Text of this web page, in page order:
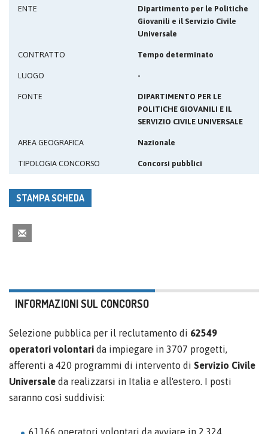
ENTE
Dipartimento per le Politiche
Giovanili e il Servizio Civile
Universale
CONTRATTO Tempo determinato
LUOGO -
FONTE
DIPARTIMENTO PER LE
POLITICHE GIOVANILI E IL
SERVIZIO CIVILE UNIVERSALE
AREA GEOGRAFICA Nazionale
TIPOLOGIA CONCORSO Concorsi pubblici
STAMPA SCHEDA
INFORMAZIONI SUL CONCORSO
Selezione pubblica per il reclutamento di 62549
operatori volontari da impiegare in 3707 progetti,
afferenti a 420 programmi di intervento di Servizio Civile
Universale da realizzarsi in Italia e all'estero. I posti
saranno così suddivisi:
61166 operatori volontari da avviare in 2.324